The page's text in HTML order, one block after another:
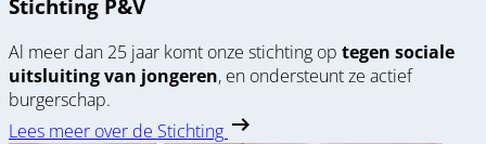
Stichting P&V
Al meer dan 25 jaar komt onze stichting op tegen sociale
uitsluiting van jongeren, en ondersteunt ze actief
burgerschap.
Lees meer over de Stichting